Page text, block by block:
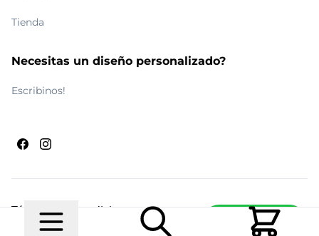
Escribinos
Tienda
Necesitas un diseño personalizado?
Escribinos!
© 2026 Maldito RamónRealizado por Ecwid de
Términos y condiciones